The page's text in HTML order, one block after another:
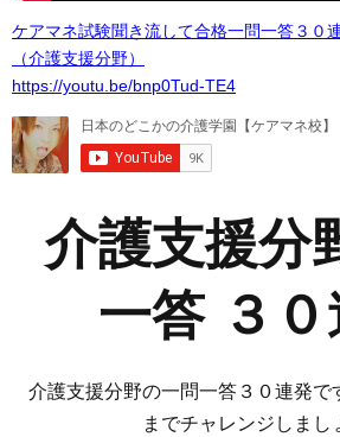
ケアマネ試験聞き流して合格一問一答３０
（介護支援分野）
https://youtu.be/bnp0Tud-TE4
介護支援分
一答 ３
介護支援分野の一問一答３０連発で
までチャレンジしまし